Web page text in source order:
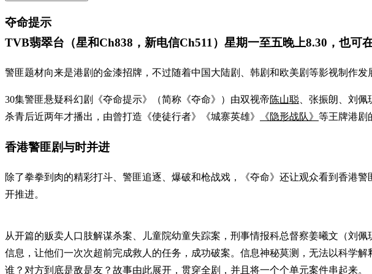
夺命提示
TVB翡翠台（星和Ch838，新电信Ch511）星期一至五晚上8.30，也
警匪题材向来是港剧的金漆招牌，不过随着中国大陆剧、韩剧和欧美剧等影视制作
30集警匪悬疑科幻剧《夺命提示》（简称《夺命》）由双视帝陈山聪 、张振朗、刘
杀青后近两年才播出，由曾打造《使徒行者》《城寨英雄》
《隐形战队》 等王牌港剧
香港警匪剧与时并进
除了拳拳到肉的精彩打斗、警匪追逐、爆破和枪战戏，《夺命》还让观众看到香港
开推进。
从开篇的贩卖人口肢解谋杀案、儿童院幼童失踪案，刑事情报科总督察姜曦文（刘
信息，让他们一次次超前完成救人的任务，成功破案。信息神秘莫测，无法以科学
谁？对方到底是敌是友？故事由此展开，贯穿全剧，并且将一个个单元案件串起来。